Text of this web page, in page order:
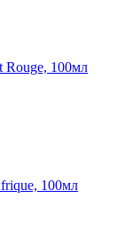
Rouge, 100мл
100мл